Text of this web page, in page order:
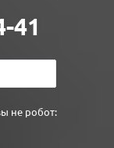
41
не робот: